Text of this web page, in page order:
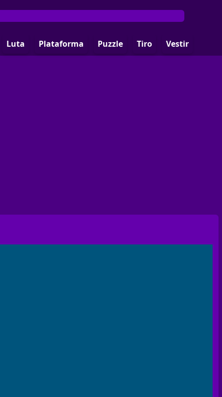
Luta Plataforma Puzzle Tiro Vestir